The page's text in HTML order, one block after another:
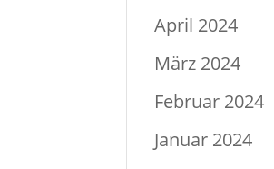
April 2024
März 2024
Februar 2024
Januar 2024